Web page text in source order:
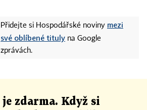
Přidejte si Hospodářské noviny mezi
své oblíbené tituly na Google
zprávách.
je zdarma. Když si